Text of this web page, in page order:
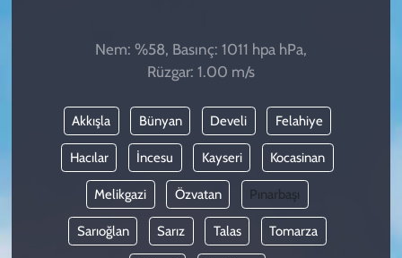
Nem: %58, Basınç: 1011 hpa hPa,
Rüzgar: 1.00 m/s
Akkışla Bünyan Develi Felahiye
Hacılar İncesu Kayseri Kocasinan
Melikgazi Özvatan Pınarbaşı
Sarıoğlan Sarız Talas Tomarza